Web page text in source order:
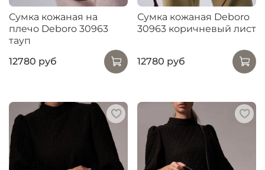
Сумка кожаная на
плечо Deboro 30963
тауп
12780 руб
Сумка кожаная Deboro
30963 коричневый лист
12780 руб